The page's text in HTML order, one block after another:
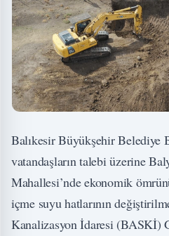
Balıkesir Büyükşehir Belediye
vatandaşların talebi üzerine
Mahallesi’nde ekonomik
içme suyu hatlarının
Kanalizasyon İdaresi (BASKİ)